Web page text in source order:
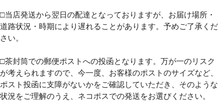
□当店発送から翌日の配達となっておりますが、お届け場所・
道路状況・時期により遅れることがあります。予めご了承くだ
さい。
□茶封筒での郵便ポストへの投函となります。万が一のリスク
が考えられますので、今一度、お客様のポストのサイズなど、
ポスト投函に支障がないかをご確認していただき、そのような
状況をご理解のうえ、ネコポスでの発送をお選びください。